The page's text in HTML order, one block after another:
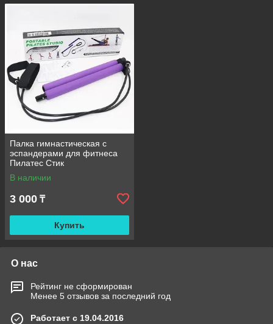
Палка гимнастическая с
эспандерами для фитнеса
Пилатес Стик
В наличии
3 000 ₸
Купить
О нас
Рейтинг не сформирован
Менее 5 отзывов за последний год
Работает с 19.04.2016